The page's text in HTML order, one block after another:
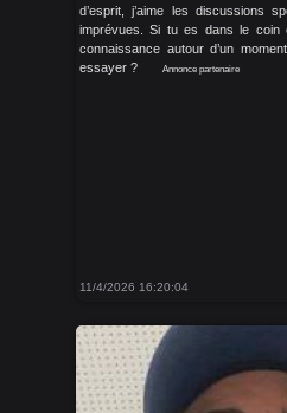
d’esprit, j’aime les discussions
imprévues. Si tu es dans le
connaissance autour d’un
essayer ?
Annonce partenaire
11/4/2026 16:20:04